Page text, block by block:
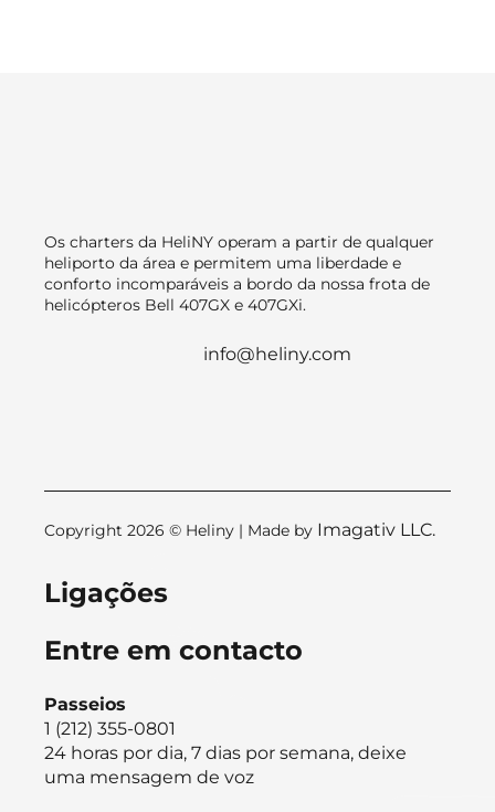
Os charters da HeliNY operam a partir de qualquer
heliporto da área e permitem uma liberdade e
conforto incomparáveis a bordo da nossa frota de
helicópteros Bell 407GX e 407GXi.
info@heliny.com
Copyright 2026 © Heliny | Made by Imagativ LLC.
Ligações
Entre em contacto
Passeios
1 (212) 355-0801
24 horas por dia, 7 dias por semana, deixe
uma mensagem de voz